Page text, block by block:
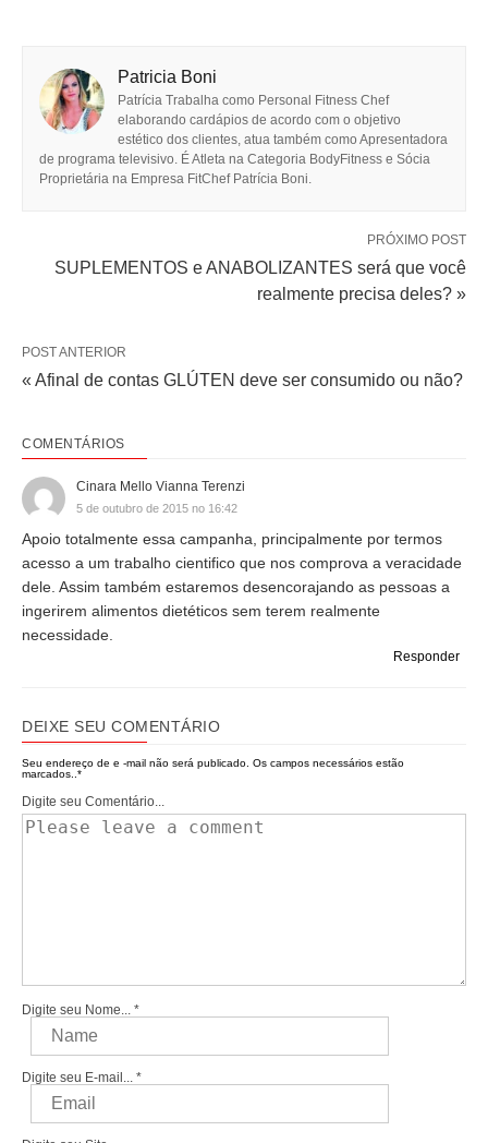
Patricia Boni
Patrícia Trabalha como Personal Fitness Chef
elaborando cardápios de acordo com o objetivo
estético dos clientes, atua também como Apresentadora
de programa televisivo. É Atleta na Categoria BodyFitness e Sócia
Proprietária na Empresa FitChef Patrícia Boni.
PRÓXIMO POST
SUPLEMENTOS e ANABOLIZANTES será que você
realmente precisa deles? »
POST ANTERIOR
« Afinal de contas GLÚTEN deve ser consumido ou não?
COMENTÁRIOS
Cinara Mello Vianna Terenzi
5 de outubro de 2015 no 16:42
Apoio totalmente essa campanha, principalmente por termos
acesso a um trabalho cientifico que nos comprova a veracidade
dele. Assim também estaremos desencorajando as pessoas a
ingerirem alimentos dietéticos sem terem realmente
necessidade.
Responder
DEIXE SEU COMENTÁRIO
Seu endereço de e -mail não será publicado. Os campos necessários estão
marcados.. *
Digite seu Comentário...
Digite seu Nome... *
Digite seu E-mail... *